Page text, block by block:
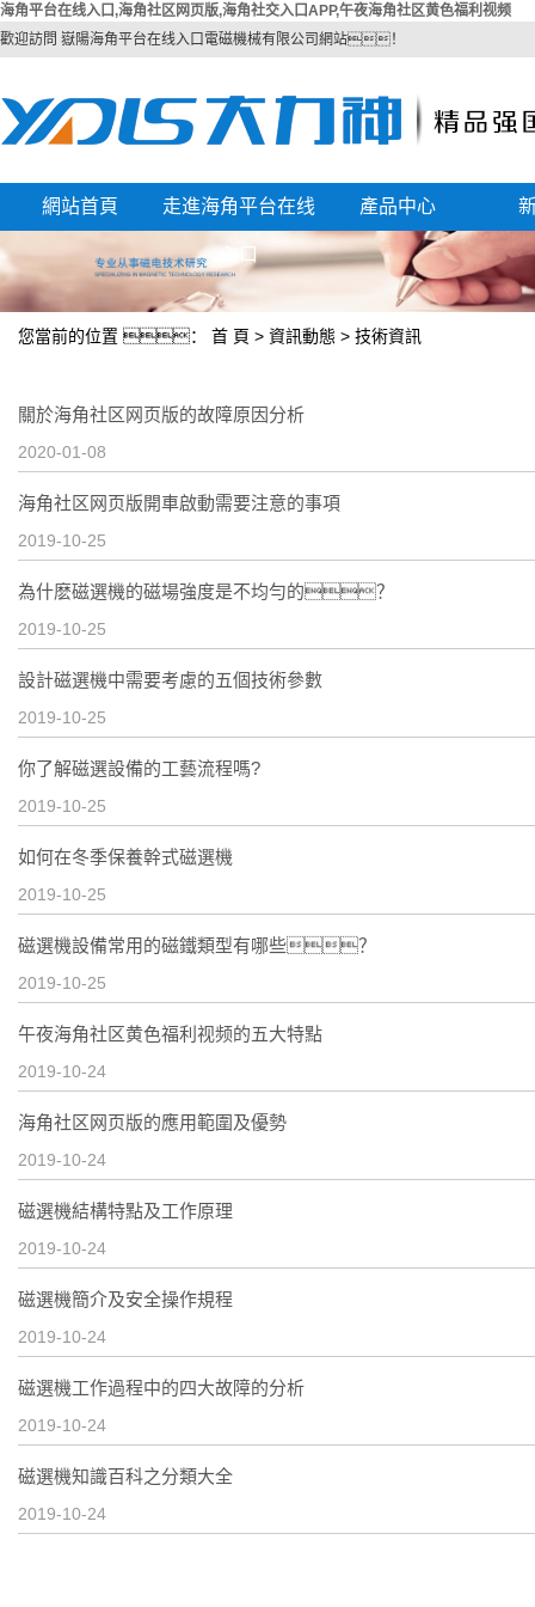
海角平台在线入口,海角社区网页版,海角社交入口APP,午夜海角社区黄色福利视频
歡迎訪問 嶽陽海角平台在线入口電磁機械有限公司網站！
網站首頁 走進海角平台在线
入口
公司簡介
企業文化
資質榮譽
產品中心
磁選機
除鐵器
起重電磁鐵
您當前的位置 ： 首 頁 > 資訊動態 > 技術資訊
關於海角社区网页版的故障原因分析
2020-01-08
海角社区网页版開車啟動需要注意的事項
2019-10-25
為什麽磁選機的磁場強度是不均勻的？
2019-10-25
設計磁選機中需要考慮的五個技術參數
2019-10-25
你了解磁選設備的工藝流程嗎?
2019-10-25
如何在冬季保養幹式磁選機
2019-10-25
磁選機設備常用的磁鐵類型有哪些？
2019-10-25
午夜海角社区黄色福利视频的五大特點
2019-10-24
海角社区网页版的應用範圍及優勢
2019-10-24
磁選機結構特點及工作原理
2019-10-24
磁選機簡介及安全操作規程
2019-10-24
磁選機工作過程中的四大故障的分析
2019-10-24
磁選機知識百科之分類大全
2019-10-24